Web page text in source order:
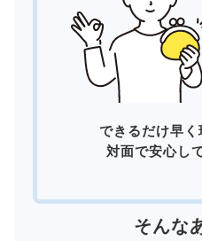
できるだけ早く
対面で安心し
そんな